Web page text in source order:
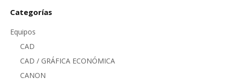
Categorías
Equipos
CAD
CAD / GRÁFICA ECONÓMICA
CANON